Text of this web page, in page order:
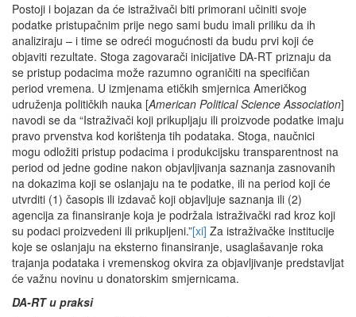
Postoji i bojazan da će istraživači biti primorani učiniti svoje
podatke pristupačnim prije nego sami budu imali priliku da ih
analiziraju – i time se odreći mogućnosti da budu prvi koji će
objaviti rezultate. Stoga zagovarači inicijative DA-RT priznaju da
se pristup podacima može razumno ograničiti na specifičan
period vremena. U izmjenama etičkih smjernica Američkog
udruženja političkih nauka [American Political Science Association]
navodi se da “Istraživači koji prikupljaju ili proizvode podatke imaju
pravo prvenstva kod korištenja tih podataka. Stoga, naučnici
mogu odložiti pristup podacima i produkcijsku transparentnost na
period od jedne godine nakon objavljivanja saznanja zasnovanih
na dokazima koji se oslanjaju na te podatke, ili na period koji će
utvrditi (1) časopis ili izdavač koji objavljuje saznanja ili (2)
agencija za finansiranje koja je podržala istraživački rad kroz koji
su podaci proizvedeni ili prikupljeni.”[xi] Za istraživačke institucije
koje se oslanjaju na eksterno finansiranje, usaglašavanje roka
trajanja podataka i vremenskog okvira za objavljivanje predstavljat
će važnu novinu u donatorskim smjernicama.
DA-RT u praksi